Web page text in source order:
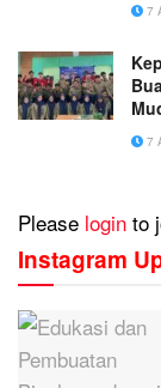
7
7
Please login to
Instagram